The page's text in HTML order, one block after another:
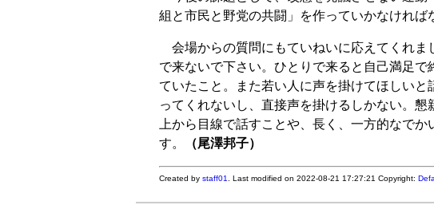
組と市民と野党の共闘」を作っていかなければ
会場からの質問にもていねいに応えてくれま
で来ないで下さい。ひとりで来ると自己満足
ていたこと。また若い人に声を掛けてほしい
ってくれないし、直接声を掛けるしかない。懇
上から目線で話すことや、長く、一方的なで
す。
（尾澤邦子）
Created bystaff01 . Last modified on 2022-08-21 17:27:21Copyright: